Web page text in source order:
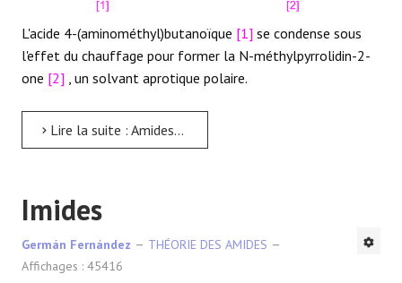
L'acide 4-(aminométhyl)butanoïque [1] se condense sous
l'effet du chauffage pour former la N-méthylpyrrolidin-2-
one [2] , un solvant aprotique polaire.
Lire la suite : Amides Cycliques - Lactames
Imides
Germán Fernández
THÉORIE DES AMIDES
Affichages : 45416